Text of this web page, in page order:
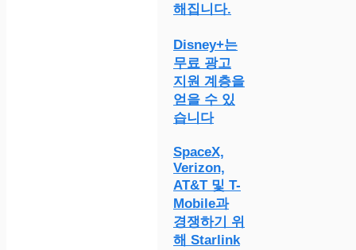
해집니다.
Disney+는
무료 광고
지원 계층을
얻을 수 있
습니다
SpaceX,
Verizon,
AT&T 및 T-
Mobile과
경쟁하기 위
해 Starlink